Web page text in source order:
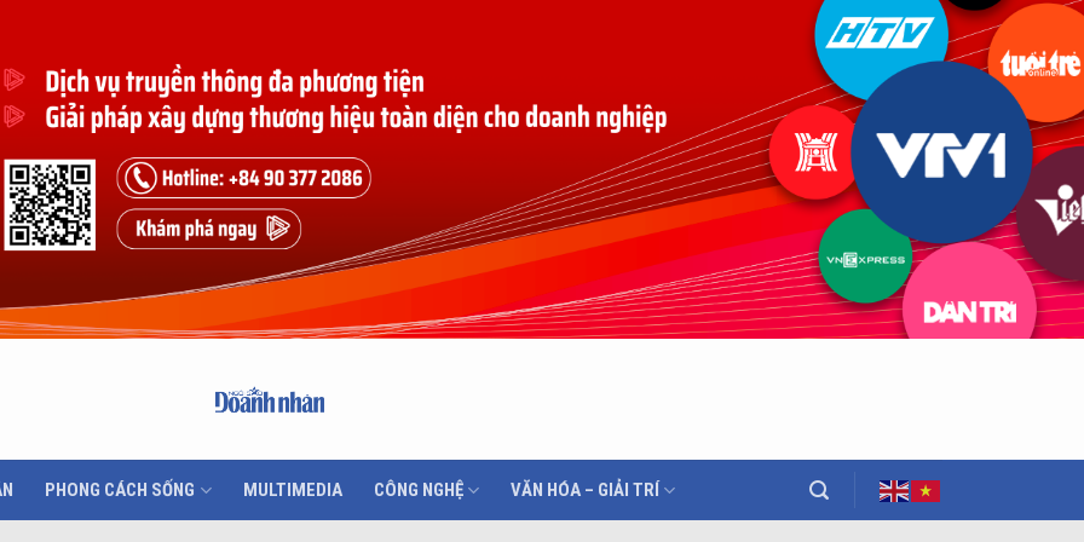
PHONG CÁCH SỐNG MULTIMEDIA CÔNG NGHỆ VĂN HÓA – GIẢI TRÍ